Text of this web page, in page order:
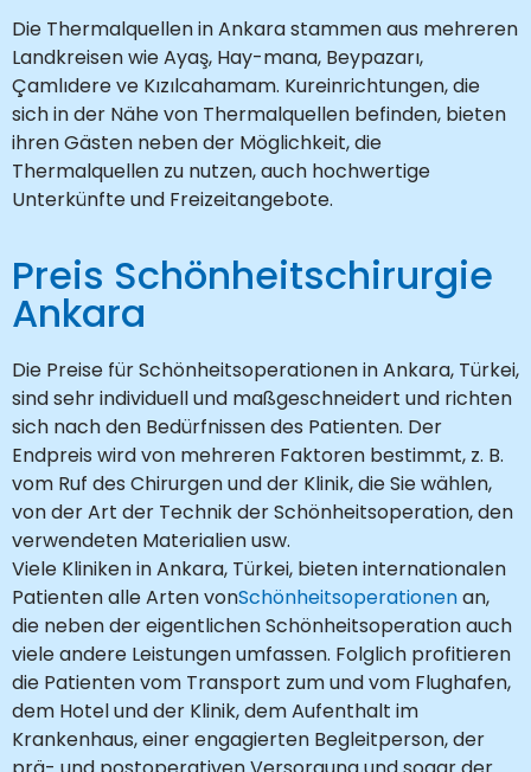
Die Thermalquellen in Ankara stammen aus mehreren
Landkreisen wie Ayaş, Hay-mana, Beypazarı,
Çamlıdere ve Kızılcahamam. Kureinrichtungen, die
sich in der Nähe von Thermalquellen befinden, bieten
ihren Gästen neben der Möglichkeit, die
Thermalquellen zu nutzen, auch hochwertige
Unterkünfte und Freizeitangebote.
Preis Schönheitschirurgie
Ankara
Die Preise für Schönheitsoperationen in Ankara, Türkei,
sind sehr individuell und maßgeschneidert und richten
sich nach den Bedürfnissen des Patienten. Der
Endpreis wird von mehreren Faktoren bestimmt, z. B.
vom Ruf des Chirurgen und der Klinik, die Sie wählen,
von der Art der Technik der Schönheitsoperation, den
verwendeten Materialien usw.
Viele Kliniken in Ankara, Türkei, bieten internationalen
Patienten alle Arten vonSchönheitsoperationenan,
die neben der eigentlichen Schönheitsoperation auch
viele andere Leistungen umfassen. Folglich profitieren
die Patienten vom Transport zum und vom Flughafen,
dem Hotel und der Klinik, dem Aufenthalt im
Krankenhaus, einer engagierten Begleitperson, der